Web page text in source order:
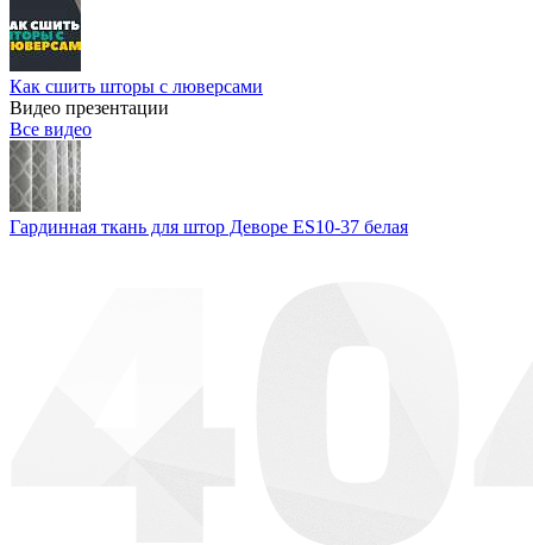
Как сшить шторы с люверсами
Видео презентации
Все видео
Гардинная ткань для штор Деворе ES10-37 белая